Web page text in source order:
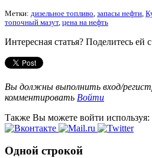
Метки: дизельное топливо запасы нефти
топочный мазут, цена на нефть
Интересная статья? Поделитесь ей
Вы должны выполнить вход/
комментировать Войти
Также Вы можете войти используя:
Одной строкой